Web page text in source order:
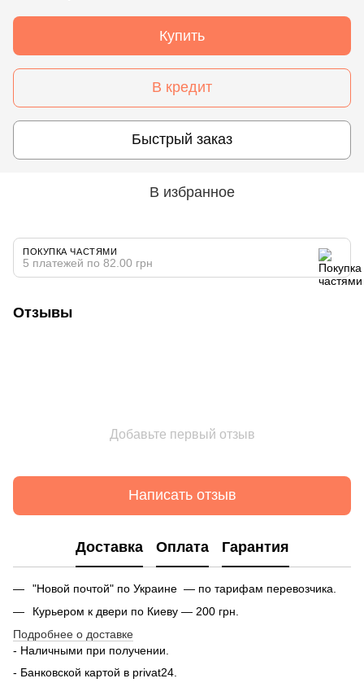
Купить
В кредит
Быстрый заказ
В избранное
ПОКУПКА ЧАСТЯМИ
5 платежей по 82.00 грн
Отзывы
Добавьте первый отзыв
Написать отзыв
Доставка Оплата Гарантия
"Новой почтой" по Украине — по тарифам перевозчика.
Курьером к двери по Киеву — 200 грн.
Подробнее о доставке
- Наличными при получении.
- Банковской картой в privat24.